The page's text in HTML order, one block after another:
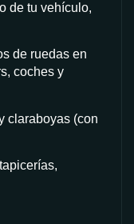
de tu vehículo,
de ruedas en
coches y
claraboyas (con